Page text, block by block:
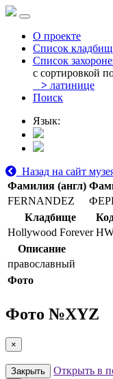
О проекте
Список кладбищ
Список
с сортировкой
> латинице
Поиск
Язык:
Назад на сайт
Фамилия (англ)
FERNANDEZ
Кладбище
Hollywood Forever
Описание
православный
Фото
Фото №XYZ
×
Закрыть Открыть в